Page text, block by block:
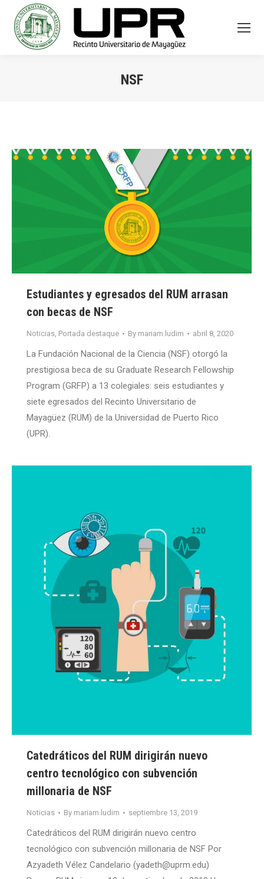
NSF
Estudiantes y egresados del RUM arrasan
con becas de NSF
Noticias, Portada destaque By mariam.ludim abril 8, 2020
La Fundación Nacional de la Ciencia (NSF) otorgó la
prestigiosa beca de su Graduate Research Fellowship
Program (GRFP) a 13 colegiales: seis estudiantes y
siete egresados del Recinto Universitario de
Mayagüez (RUM) de la Universidad de Puerto Rico
(UPR).
Catedráticos del RUM dirigirán nuevo
centro tecnológico con subvención
millonaria de NSF
Noticias By mariam.ludim septiembre 13, 2019
Catedráticos del RUM dirigirán nuevo centro
tecnológico con subvención millonaria de NSF Por
Azyadeth Vélez Candelario (yadeth@uprm.edu)